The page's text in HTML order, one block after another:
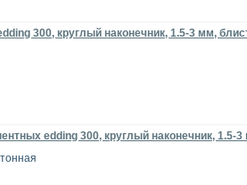
300, круглый наконечник, 1.5-3 мм,
edding 300, круглый наконечник, 1.5-3